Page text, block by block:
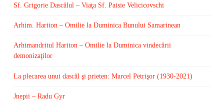
Sf. Grigorie Dascălul – Viaţa Sf. Paisie Velicicovschi
Arhim. Hariton – Omilie la Duminica Bunului Samarinean
Arhimandritul Hariton – Omilie la Duminica vindecării
demonizaţilor
La plecarea unui dascăl şi prieten: Marcel Petrişor (1930-2021)
Jnepii – Radu Gyr